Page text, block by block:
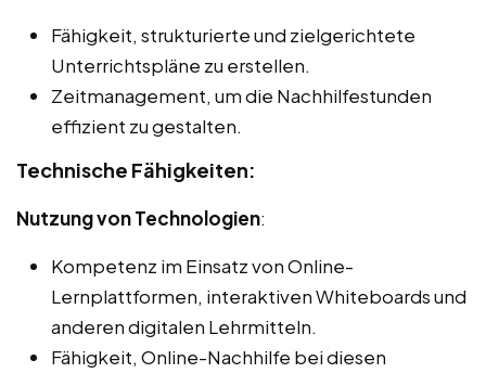
Fähigkeit, strukturierte und zielgerichtete
Unterrichtspläne zu erstellen.
Zeitmanagement, um die Nachhilfestunden
effizient zu gestalten.
Technische Fähigkeiten:
Nutzung von Technologien:
Kompetenz im Einsatz von Online-
Lernplattformen, interaktiven Whiteboards und
anderen digitalen Lehrmitteln.
Fähigkeit, Online-Nachhilfe bei diesen